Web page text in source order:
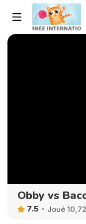
Obby vs
7.5 Joué